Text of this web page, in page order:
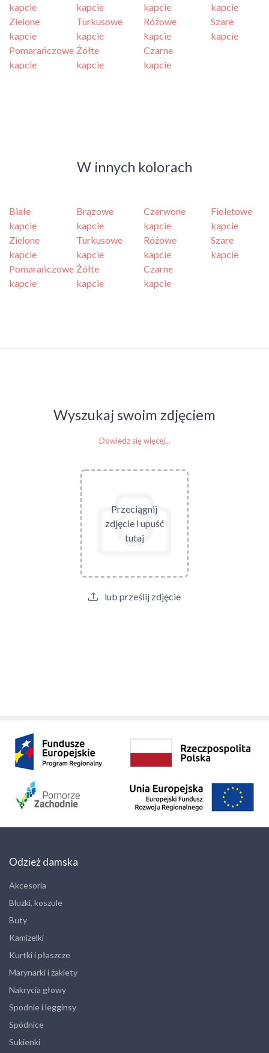
kapcie kapcie kapcie
kapcie
Zielone
kapcie
Turkusowe
kapcie
Różowe
kapcie
Szare
kapcie
Pomarańczowe
kapcie
Żółte
kapcie
Czarne
kapcie
W innych kolorach
Białe
kapcie
Brązowe
kapcie
Czerwone
kapcie
Fioletowe
kapcie
Zielone
kapcie
Turkusowe
kapcie
Różowe
kapcie
Szare
kapcie
Pomarańczowe
kapcie
Żółte
kapcie
Czarne
kapcie
Wyszukaj swoim zdjęciem
Dowiedz się więcej...
Przeciągnij
zdjęcie i upuść
tutaj
lub prześlij zdjęcie
Odzież damska
Akcesoria
Bluzki, koszule
Buty
Kamizelki
Kurtki i płaszcze
Marynarki i żakiety
Nakrycia głowy
Spodnie i legginsy
Spódnice
Sukienki